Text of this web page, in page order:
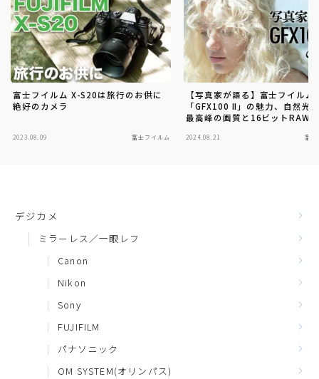
富士フイルム X-S20は旅行のお供に
絶好のカメラ
2023.08.09 富士フイルム
【写真家が語る】富士フイルム
「GFX100 II」の魅力、自然光
最高峰の画質と16ビットRAW
2024.08.21 富士
デジカメ
ミラーレス／一眼レフ
Canon
Nikon
Sony
FUJIFILM
パナソニック
OM SYSTEM(オリンパス)